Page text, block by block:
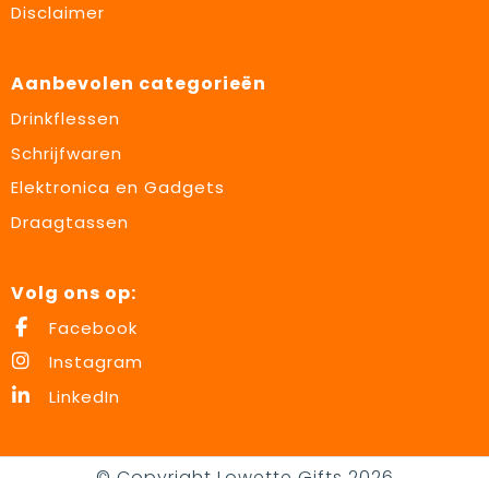
Disclaimer
Aanbevolen categorieën
Drinkflessen
Schrijfwaren
Elektronica en Gadgets
Draagtassen
Volg ons op:
Facebook
Instagram
LinkedIn